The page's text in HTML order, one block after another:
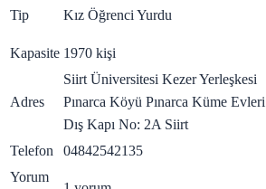
Tip Kız Öğrenci Yurdu
Kapasite 1970 kişi
Adres
Siirt Üniversitesi Kezer Yerleşkesi
Pınarca Köyü Pınarca Küme Evleri
Dış Kapı No: 2A Siirt
Telefon
04842542135
Yorum